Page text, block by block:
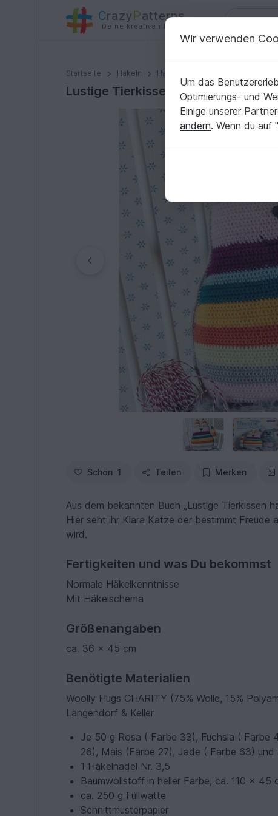
CrazyPatterns
Deine kreativen Ideen
Startseite Häkeln Haus & Deko
Lustige Tierkissen: Klara Katze
Lustige Tierkissen: Klara Katze
Schön 1 Teilen Merken
Aus dem bekannten Buch „Lustige Tierkissen
Hier seht ihr Klara Katze der bestimmt Freude
wird.
Fertigkeiten und was Du bekommst
Normale Häkelkenntnisse
Mit Häkelschema
Größenangaben
ca. 36 x 45 cm
Benötigte Materialien
Woolly Hugs CHARITY (75% Wolle, 15%
Langendorf & Keller
Je 50 g Rosa ( Farbe 33), Fuchsia ( Farbe
26), Mais (Farbe 27), Jade ( Farbe 63)
1 Häkelnadel Nr. 3,5
Baumwollstoﬀ in heller Farbe, ca. 110 x 45
ca. 250 g Füllwatte
Schnittmusterpapier
Wir verwenden
Um das
Optimierungs- und
Einige unserer
ändern. Wenn du auf